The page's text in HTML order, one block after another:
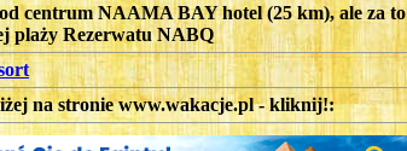
centrum NAAMA BAY hotel (25 km), ale za to
plaży Rezerwatu NABQ
na stronie www.wakacje.pl - kliknij!: